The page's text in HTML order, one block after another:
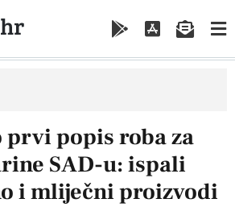
prvi popis roba za
SAD-u: ispali
i mliječni proizvodi